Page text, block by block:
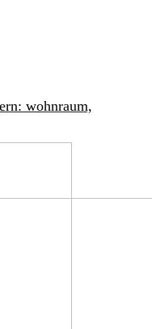
wohnraum,